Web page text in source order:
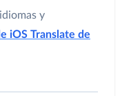
y
iOS Translate de